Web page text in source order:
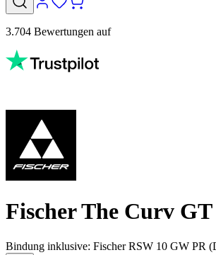
3.704 Bewertungen auf
Fischer The Curv GT
Bindung inklusive: Fischer RSW 10 GW PR